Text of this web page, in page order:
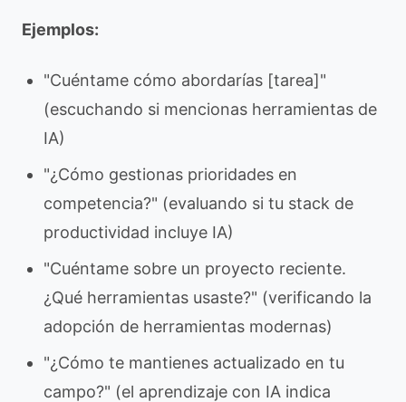
Ejemplos:
"Cuéntame cómo abordarías [tarea]"
(escuchando si mencionas herramientas de
IA)
"¿Cómo gestionas prioridades en
competencia?" (evaluando si tu stack de
productividad incluye IA)
"Cuéntame sobre un proyecto reciente.
¿Qué herramientas usaste?" (verificando la
adopción de herramientas modernas)
"¿Cómo te mantienes actualizado en tu
campo?" (el aprendizaje con IA indica